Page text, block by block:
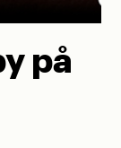
på